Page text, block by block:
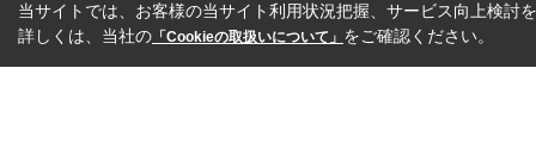
当サイトでは、お客様の当サイト利用状況把握、サービス向上検討
詳しくは、当社の 「Cookieの取扱いについて」 をご確認ください。